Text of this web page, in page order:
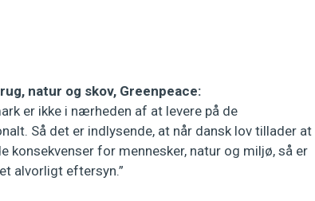
natur og skov, Greenpeace:
er ikke i nærheden af at levere på de
Så det er indlysende, at når dansk lov tillader at
for mennesker, natur og miljø, så er
alvorligt eftersyn.”